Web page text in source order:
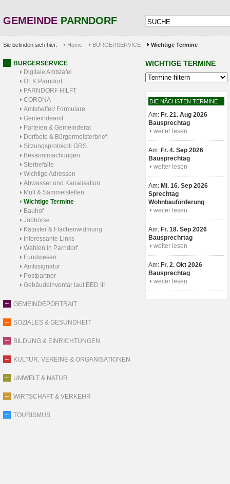
GEMEINDE PARNDORF
Sie befinden sich hier: Home BÜRGERSERVICE Wichtige Termine
BÜRGERSERVICE
Digitale Amtstafel
ÖEK Parndorf
PARNDORF HILFT
CORONA
Amtshelfer/ Formulare
Gemeindeamt
Parteien & Gemeinderat
Dorfbote & Bürgermeisterbrief
Sitzungsprotokoll GRS
Bekanntmachungen
Sterbefälle
Wichtige Adressen
Abwasser und Kanalisation
Müll & Sammelstellen
Wichtige Termine
Bauhof
Jobbörse
Kataster & Flächenwidmung
Interessante Links
Wahlen in Parndorf
Fundwesen
Amtssignatur
Postpartner
Gebäudeinventar laut EED III
GEMEINDEPORTRAIT
SOZIALES & GESUNDHEIT
BILDUNG & EINRICHTUNGEN
KULTUR, VEREINE & ORGANISATIONEN
UMWELT & NATUR
WIRTSCHAFT & VERKEHR
TOURISMUS
WICHTIGE TERMINE
DIE NÄCHSTEN TERMINE
Am: Fr. 21. Aug 2026
Bausprechtag
weiter lesen
Am: Fr. 4. Sep 2026
Bausprechtag
weiter lesen
Am: Mi. 16. Sep 2026
Sprechtag
Wohnbauförderung
weiter lesen
Am: Fr. 18. Sep 2026
Bausprechrtag
weiter lesen
Am: Fr. 2. Okt 2026
Bausprechtag
weiter lesen